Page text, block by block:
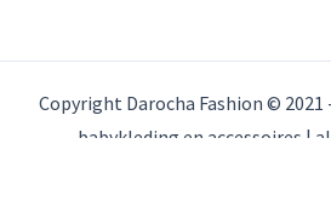
Copyright Darocha Fashion ©
babykleding en accessoires |